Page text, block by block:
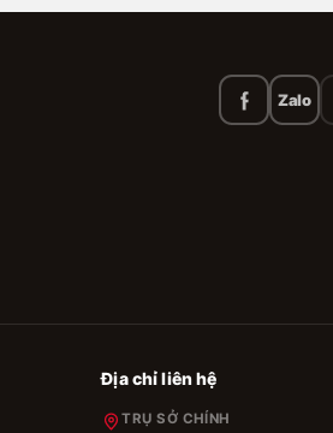
Zalo
Địa chỉ liên hệ
TRỤ SỞ CHÍNH